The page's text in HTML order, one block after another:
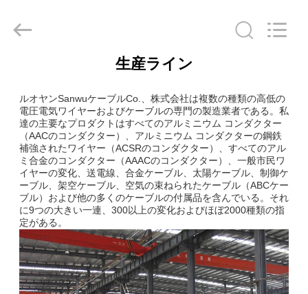
プ
ロ
ダ
ク
ト
私
supplier.
Copyright
Reserved.
生産ライン
ルオヤンSanwuケーブルCo.、株式会社は複数の種類の高低の
電圧電気ワイヤーおよびケーブルの専門の製造業者である。私
達の主要なプロダクトはすべてのアルミニウム コンダクター
（AACのコンダクター）、アルミニウム コンダクターの鋼鉄
補強されたワイヤー（ACSRのコンダクター）、すべてのアル
ミ合金のコンダクター（AAACのコンダクター）、一般市民ワ
イヤーの変化、送電線、合金ケーブル、太陽ケーブル、制御ケ
ーブル、架空ケーブル、空気の束ねられたケーブル（ABCケー
ブル）および他の多くのケーブルの付属品を含んでいる。それ
に9つの大きい一連、300以上の変化およびほぼ2000種類の指
定がある。